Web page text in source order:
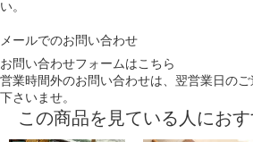
い。
メールでのお問い合わせ
お問い合わせフォームはこちら
営業時間外のお問い合わせは、翌営業日の
下さいませ。
この商品を見ている人にお